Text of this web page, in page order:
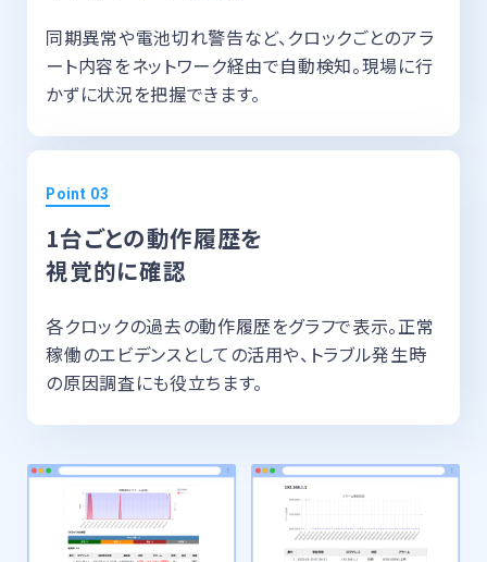
同期異常や電池切れ警告など、クロックごとのアラ
ート内容をネットワーク経由で自動検知。現場に行
かずに状況を把握できます。
1台ごとの動作履歴を
視覚的に確認
各クロックの過去の動作履歴をグラフで表示。正常
稼働のエビデンスとしての活用や、トラブル発生時
の原因調査にも役立ちます。